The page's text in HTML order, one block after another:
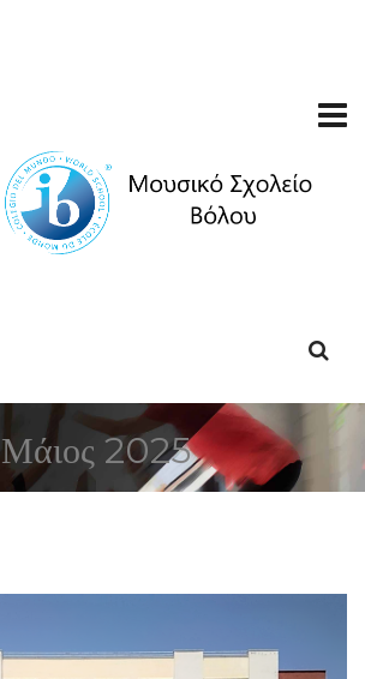
Μάιος 2025